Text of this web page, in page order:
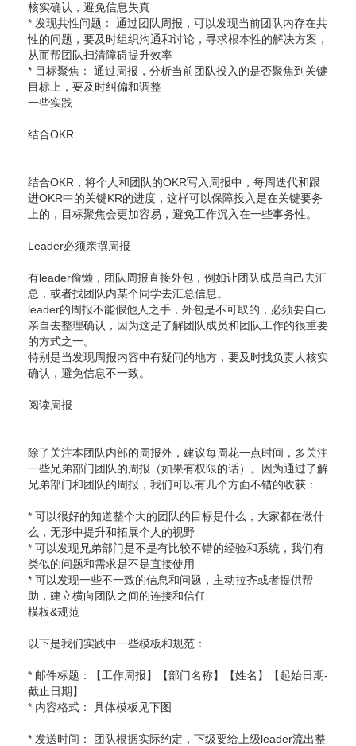
核实确认，避免信息失真
* 发现共性问题： 通过团队周报，可以发现当前团队内存在共
性的问题，要及时组织沟通和讨论，寻求根本性的解决方案，
从而帮团队扫清障碍提升效率
* 目标聚焦： 通过周报，分析当前团队投入的是否聚焦到关键
目标上，要及时纠偏和调整
一些实践
结合OKR
结合OKR，将个人和团队的OKR写入周报中，每周迭代和跟
进OKR中的关键KR的进度，这样可以保障投入是在关键要务
上的，目标聚焦会更加容易，避免工作沉入在一些事务性。
Leader必须亲撰周报
有leader偷懒，团队周报直接外包，例如让团队成员自己去汇
总，或者找团队内某个同学去汇总信息。
leader的周报不能假他人之手，外包是不可取的，必须要自己
亲自去整理确认，因为这是了解团队成员和团队工作的很重要
的方式之一。
特别是当发现周报内容中有疑问的地方，要及时找负责人核实
确认，避免信息不一致。
阅读周报
除了关注本团队内部的周报外，建议每周花一点时间，多关注
一些兄弟部门团队的周报（如果有权限的话）。因为通过了解
兄弟部门和团队的周报，我们可以有几个方面不错的收获：
* 可以很好的知道整个大的团队的目标是什么，大家都在做什
么，无形中提升和拓展个人的视野
* 可以发现兄弟部门是不是有比较不错的经验和系统，我们有
类似的问题和需求是不是直接使用
* 可以发现一些不一致的信息和问题，主动拉齐或者提供帮
助，建立横向团队之间的连接和信任
模板&规范
以下是我们实践中一些模板和规范：
* 邮件标题：【工作周报】【部门名称】【姓名】【起始日期-
截止日期】
* 内容格式： 具体模板见下图
* 发送时间： 团队根据实际约定，下级要给上级leader流出整